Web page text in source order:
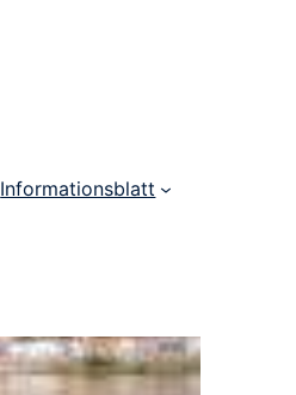
Informationsblatt